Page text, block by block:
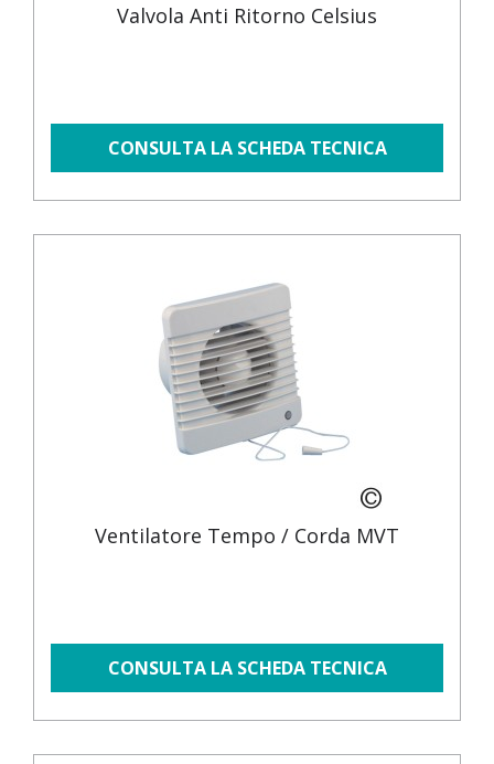
Valvola Anti Ritorno Celsius
CONSULTA LA SCHEDA TECNICA
Ventilatore Tempo / Corda MVT
CONSULTA LA SCHEDA TECNICA